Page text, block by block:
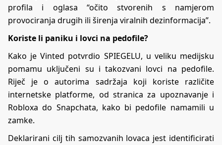
profila i oglasa “očito stvorenih s namjerom
provociranja drugih ili širenja viralnih dezinformacija”.
Koriste li paniku i lovci na pedofile?
Kako je Vinted potvrdio SPIEGELU, u veliku medijsku
pomamu uključeni su i takozvani lovci na pedofile.
Riječ je o autorima sadržaja koji koriste različite
internetske platforme, od stranica za upoznavanje i
Robloxa do Snapchata, kako bi pedofile namamili u
zamke.
Deklarirani cilj tih samozvanih lovaca jest identificirati